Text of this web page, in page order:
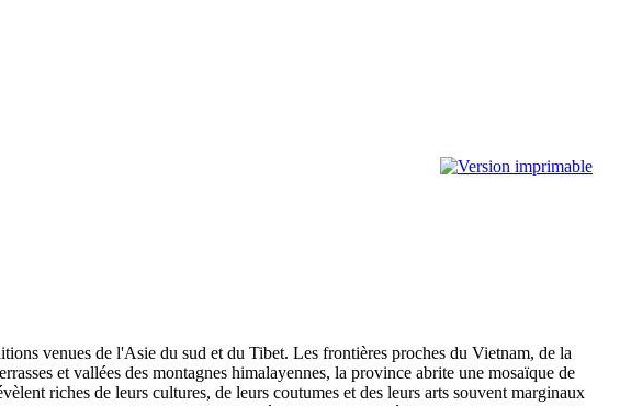
venues de l'Asie du sud et du Tibet. Les frontières proches du Vietnam, de la
et vallées des montagnes himalayennes, la province abrite une mosaïque de
riches de leurs cultures, de leurs coutumes et des leurs arts souvent marginaux